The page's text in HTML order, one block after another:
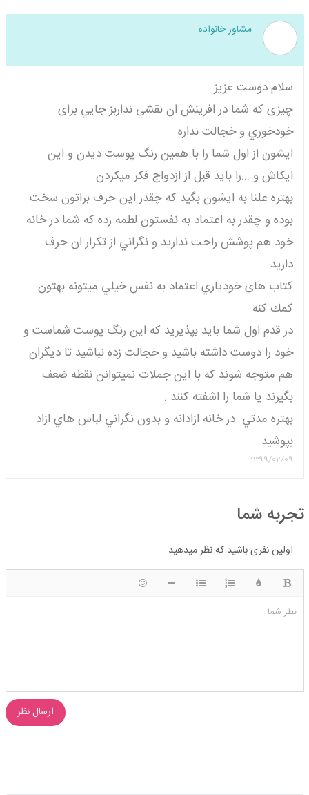
مشاور خانواده
سلام دوست عزيز
چيزي كه شما در افرينش ان نقشي نداربز جايي براي
خودخوري و خجالت نداره
ايشون از اول شما را با همين رنگ پوست ديدن و اين
ايكاش و ...را بايد قبل از ازدواج فكر ميكردن
بهتره علنا به ايشون بگيد كه چقدر اين حرف براتون سخت
بوده و چقدر به اعتماد به نفستون لطمه زده كه شما در خانه
خود هم پوشش راحت نداريد و نگراني از تكرار ان حرف
داريد
كتاب هاي خودياري اعتماد به نفس خيلي ميتونه بهتون
كمك كنه
در قدم اول شما بايد بپذيريد كه اين رنگ پوست شماست و
خود را دوست داشته باشيد و خجالت زده نباشيد تا ديگران
هم متوجه شوند كه با اين جملات نميتوانن نقطه ضعف
بگيرند يا شما را اشفته كنند .
بهتره مدتي در خانه ازادانه و بدون نگراني لباس هاي ازاد
بپوشيد
1399/02/09
تجربه شما
اولین نفری باشید که نظر میدهید
نظر شما
ارسال نظر